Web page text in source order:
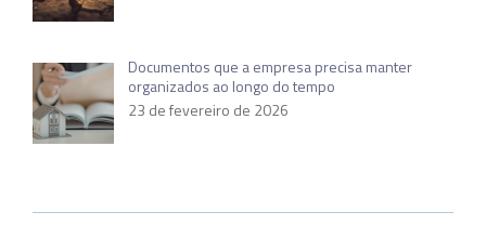
Documentos que a empresa precisa manter
organizados ao longo do tempo
23 de fevereiro de 2026